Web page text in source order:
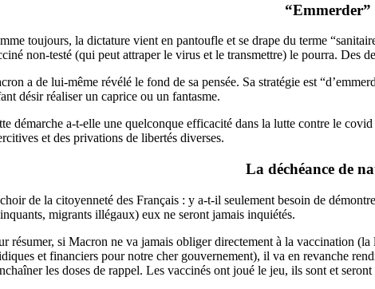
“Emmerder”
toujours, la dictature vient en pantoufle et se drape du terme
non-testé (qui peut attraper le virus et le transmettre) le pourra. Des
a de lui-même révélé le fond de sa pensée. Sa stratégie est
désir réaliser un caprice ou un fantasme.
démarche a-t-elle une quelconque efficacité dans la lutte contre le
et des privations de libertés diverses.
La déchéance de
de la citoyenneté des Français : y a-t-il seulement besoin de
migrants illégaux) eux ne seront jamais inquiétés.
résumer, si Macron ne va jamais obliger directement à la vaccination
et financiers pour notre cher gouvernement), il va en revanche
les doses de rappel. Les vaccinés ont joué le jeu, ils sont et